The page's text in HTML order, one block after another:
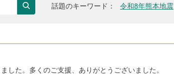
検索 話題のキーワード 令和8年熊本地震
した。多くのご支援、ありがとうございました。